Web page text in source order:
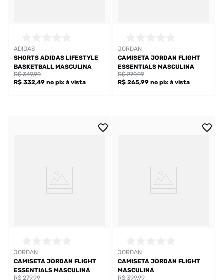
ADIDAS
SHORTS ADIDAS LIFESTYLE
BASKETBALL MASCULINA
R$ 332,49 no pix à vista
R$ 349,99
JORDAN
CAMISETA JORDAN FLIGHT
ESSENTIALS MASCULINA
R$ 265,99 no pix à vista
R$ 279,99
JORDAN
CAMISETA JORDAN FLIGHT
ESSENTIALS MASCULINA
R$ 279,99
JORDAN
CAMISETA JORDAN FLIGHT
MASCULINA
R$ 399,99